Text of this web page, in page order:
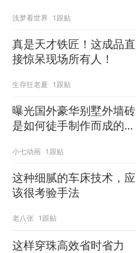
浅梦看世界 1跟贴
真是天才铁匠！这成品直
接惊呆现场所有人！
生存狂老夏 1跟贴
曝光国外豪华别墅外墙砖
是如何徒手制作而成的的
小七动画 1跟贴
这种细腻的车床技术，应
该很考验手法
老八张 1跟贴
这样穿珠高效省时省力